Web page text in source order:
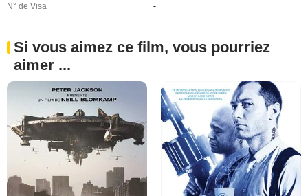
N° de Visa
-
Si vous aimez ce film, vous pourriez
aimer ...